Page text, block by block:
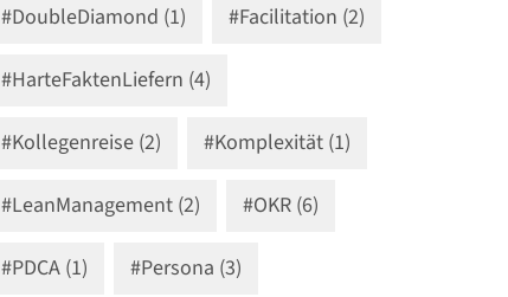
#DoubleDiamond (1) #Facilitation (2)
#HarteFaktenLiefern (4)
#Kollegenreise (2) #Komplexität (1)
#LeanManagement (2) #OKR (6)
#PDCA (1) #Persona (3)